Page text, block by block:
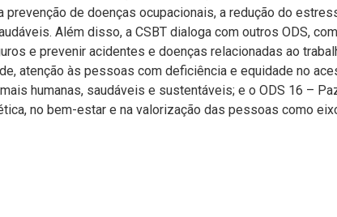
prevenção de doenças ocupacionais, a redução do
Além disso, a CSBT dialoga com outros ODS,
e prevenir acidentes e doenças relacionadas ao
atenção às pessoas com deficiência e equidade no
humanas, saudáveis e sustentáveis; e o ODS 16 –
no bem-estar e na valorização das pessoas como